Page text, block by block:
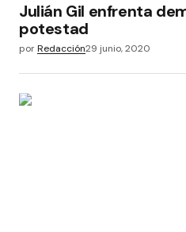
Julián Gil enfrenta
potestad
porRedacción29 junio, 2020